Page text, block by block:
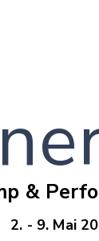
&
2. - 9. Mai